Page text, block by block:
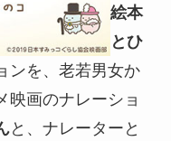
絵本
とひ
ンを、老若男女か
映画のナレーショ
と、ナレーターと